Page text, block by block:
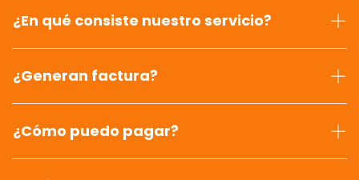
¿En qué consiste nuestro servicio?
¿Generan factura?
¿Cómo puedo pagar?